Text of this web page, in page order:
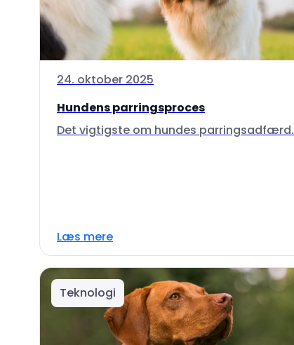
24. oktober 2025
Hundens parringsproces
Det vigtigste om hundes parringsadfærd.
Læs mere
Teknologi